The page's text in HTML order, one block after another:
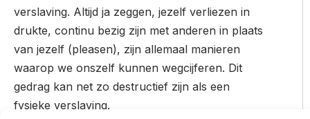
verslaving. Altijd ja zeggen, jezelf verliezen in
drukte, continu bezig zijn met anderen in plaats
van jezelf (pleasen), zijn allemaal manieren
waarop we onszelf kunnen wegcijferen. Dit
gedrag kan net zo destructief zijn als een
fysieke verslaving.